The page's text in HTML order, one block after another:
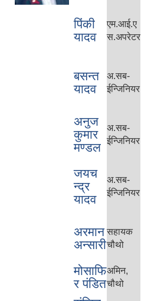
पिंकी
यादव
एम.आई.ए
स.अपरेटर
बसन्त
यादव
अ.सब-
ईन्जिनियर
अनुज
कुमार
मण्डल
अ.सब-
ईन्जिनियर
जयच
न्द्र
यादव
अ.सब-
ईन्जिनियर
अरमान
अन्सारी
सहायक
चौथो
मोसाफि
र पंडित
अमिन,
चौथो